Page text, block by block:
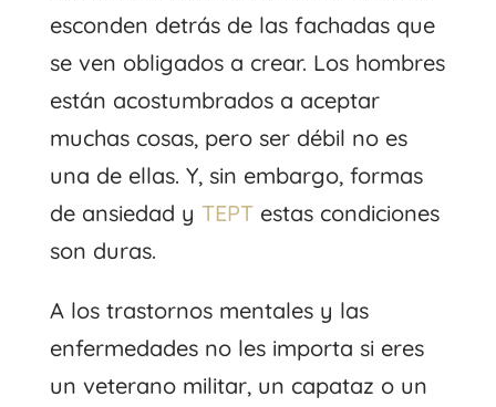
esconden detrás de las fachadas que
se ven obligados a crear. Los hombres
están acostumbrados a aceptar
muchas cosas, pero ser débil no es
una de ellas. Y, sin embargo, formas
de ansiedad y TEPTestas condiciones
son duras.
A los trastornos mentales y las
enfermedades no les importa si eres
un veterano militar, un capataz o un